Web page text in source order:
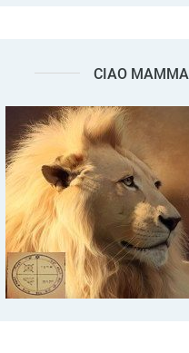
CIAO MAMMA